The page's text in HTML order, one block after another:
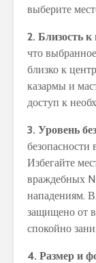
выберите
2. Близость
что
близко к
казармы и
доступ к
3. Уровень
безопасности
Избегайте
враждебных
нападениям.
защищено от
спокойно
4. Размер и